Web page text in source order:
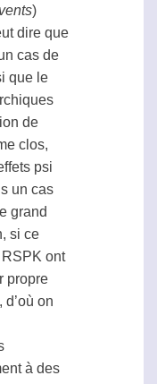
)
dire que
cas de
que le
de
clos,
psi
un cas
grand
si ce
RSPK ont
propre
on
à des